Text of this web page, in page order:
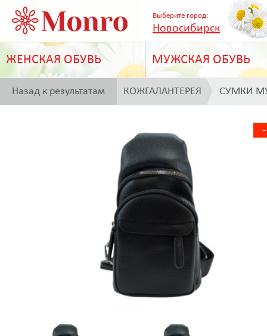
Выберите город:
Новосибирск
ЖЕНСКАЯ ОБУВЬ МУЖСКАЯ ОБУВЬ
Назад к результатам КОЖГАЛАНТЕРЕЯ СУМКИ